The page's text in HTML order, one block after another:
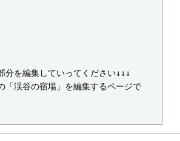
を編集していってください↓↓↓
渓谷の宿場」を編集するページで